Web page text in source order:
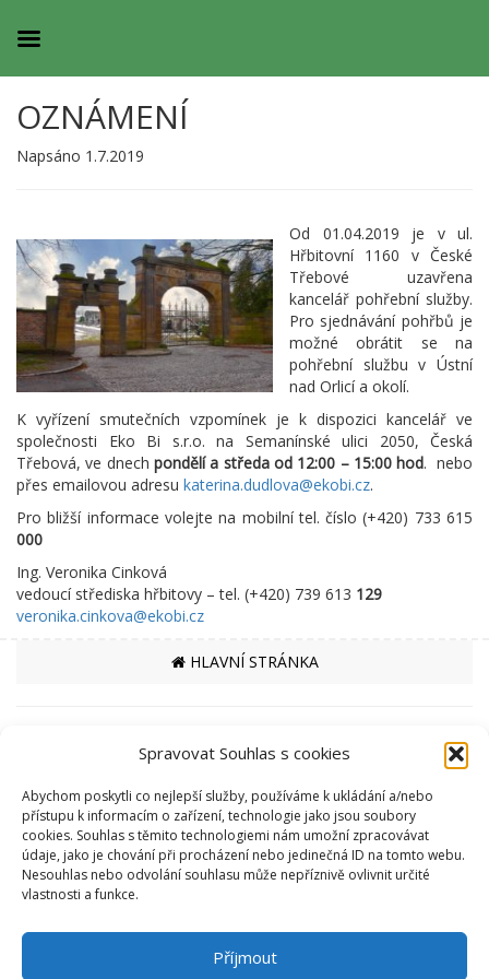
Spravovat Souhlas s cookies
Abychom poskytli co nejlepší služby, používáme k ukládání a/nebo
přístupu k informacím o zařízení, technologie jako jsou soubory
cookies. Souhlas s těmito technologiemi nám umožní zpracovávat
údaje, jako je chování při procházení nebo jedinečná ID na tomto webu.
Nesouhlas nebo odvolání souhlasu může nepříznivě ovlivnit určité
vlastnosti a funkce.
Příjmout
OZNÁMENÍ
Napsáno 1.7.2019
Od 01.04.2019 je v ul.
Hřbitovní 1160 v České
Třebové uzavřena
kancelář pohřební služby.
Pro sjednávání pohřbů je
možné obrátit se na
pohřební službu v Ústní
nad Orlicí a okolí.
K vyřízení smutečních vzpomínek je k dispozici kancelář ve
společnosti Eko Bi s.r.o. na Semanínské ulici 2050, Česká
Třebová, ve dnech pondělí a středa od 12:00 – 15:00 hod. nebo
přes emailovou adresu katerina.dudlova@ekobi.cz.
Pro bližší informace volejte na mobilní tel. číslo (+420) 733 615
000
Ing. Veronika Cinková
vedoucí střediska hřbitovy – tel. (+420) 739 613 129
veronika.cinkova@ekobi.cz
HLAVNÍ STRÁNKA
SPORTOVIŠTĚ
KRYTÝ PLAVECKÝ BAZÉN
SKI AREÁL PEKLÁK A BIKEPARK
ZIMNÍ STADION NA SKALCE